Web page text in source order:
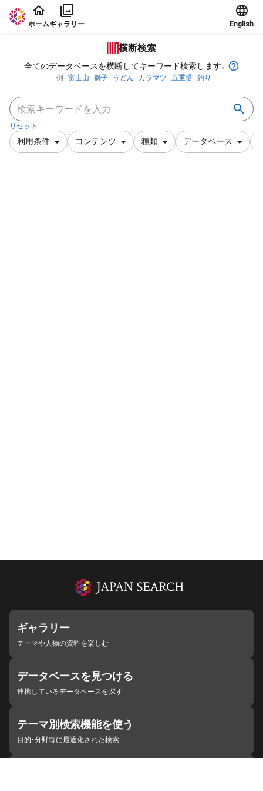
本文に飛ぶ
ホームギャラリー English
横断検索
全てのデータベースを横断してキーワード検索します。
例 富士山 獅子 うどん カラマツ 五重塔 釣り
リセット
利用条件 コンテンツ 種類 データベース
ギャラリー
テーマや人物の資料を楽しむ
データベースを見つける
連携しているデータベースを探す
テーマ別検索機能を使う
目的・分野毎に最適化された検索